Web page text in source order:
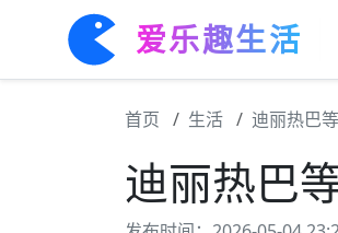
爱乐趣生活
首页 生活 迪丽热巴
迪丽热巴